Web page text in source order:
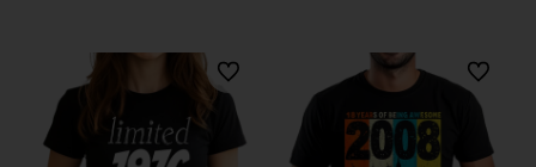
Do ulubionych Do